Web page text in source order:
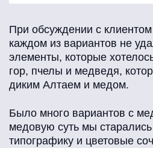
При обсуждении с
каждом из вариантов не
элементы, которые
гор, пчелы и медведя,
диким Алтаем и медом.
Было много вариантов с
медовую суть мы
типографику и цветовые